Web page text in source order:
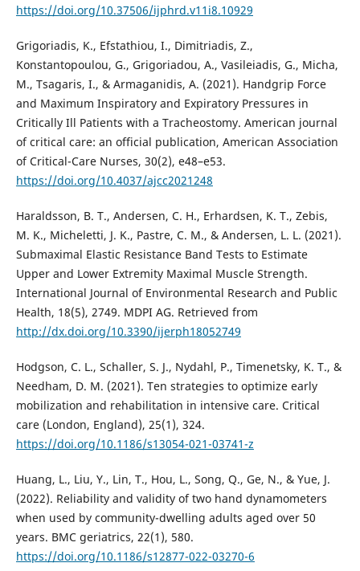
https://doi.org/10.37506/ijphrd.v11i8.10929
Grigoriadis, K., Efstathiou, I., Dimitriadis, Z.,
Konstantopoulou, G., Grigoriadou, A., Vasileiadis, G., Micha,
M., Tsagaris, I., & Armaganidis, A. (2021). Handgrip Force
and Maximum Inspiratory and Expiratory Pressures in
Critically Ill Patients with a Tracheostomy. American journal
of critical care: an official publication, American Association
of Critical-Care Nurses, 30(2), e48–e53.
https://doi.org/10.4037/ajcc2021248
Haraldsson, B. T., Andersen, C. H., Erhardsen, K. T., Zebis,
M. K., Micheletti, J. K., Pastre, C. M., & Andersen, L. L. (2021).
Submaximal Elastic Resistance Band Tests to Estimate
Upper and Lower Extremity Maximal Muscle Strength.
International Journal of Environmental Research and Public
Health, 18(5), 2749. MDPI AG. Retrieved from
http://dx.doi.org/10.3390/ijerph18052749
Hodgson, C. L., Schaller, S. J., Nydahl, P., Timenetsky, K. T., &
Needham, D. M. (2021). Ten strategies to optimize early
mobilization and rehabilitation in intensive care. Critical
care (London, England), 25(1), 324.
https://doi.org/10.1186/s13054-021-03741-z
Huang, L., Liu, Y., Lin, T., Hou, L., Song, Q., Ge, N., & Yue, J.
(2022). Reliability and validity of two hand dynamometers
when used by community-dwelling adults aged over 50
years. BMC geriatrics, 22(1), 580.
https://doi.org/10.1186/s12877-022-03270-6